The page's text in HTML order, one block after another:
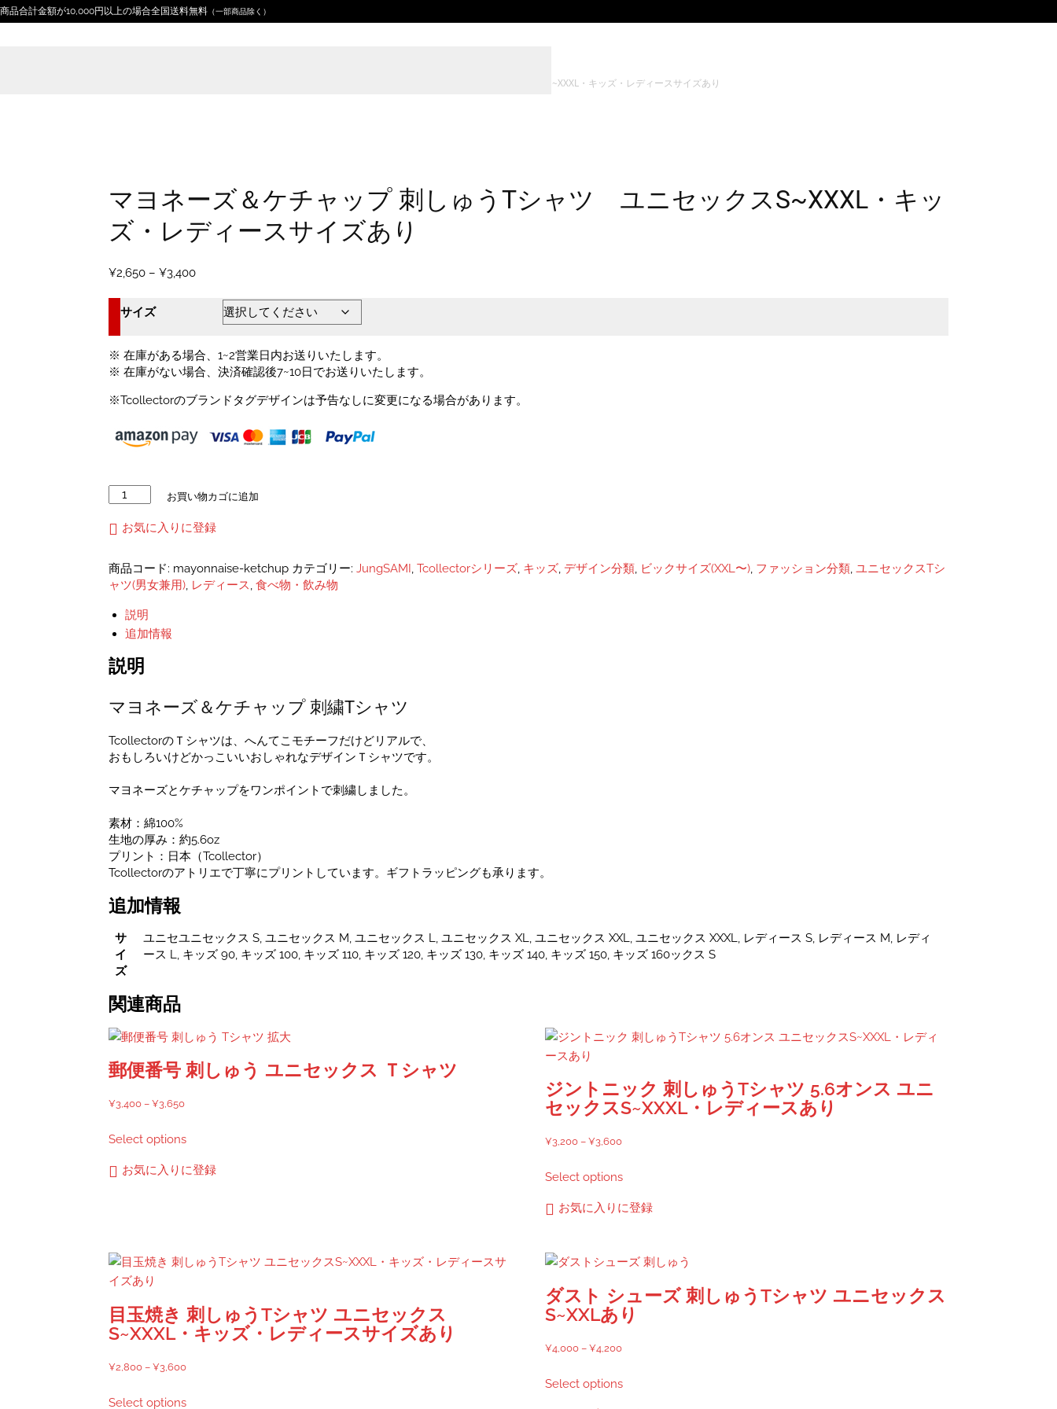
商品合計金額が10,000円以上の場合全国送料無料 （一部商品除く）
マヨネーズ＆ケチャップ 刺しゅうTシャツ ユニセックスS~XXXL・キッズ・レディースサイズあり
マヨネーズ＆ケチャップ 刺しゅうTシャツ ユニセックスS~XXXL・キッ
ズ・レディースサイズあり
¥2,650 – ¥3,400価
¥2,650
¥3,400
サイズ
※ 在庫がある場合、1~2営業日内お送りいたします。
※ 在庫がない場合、決済確認後7~10日でお送りいたします。
※Tcollectorのブランドタグデザインは予告なしに変更になる場合があります。
ヨ
ネ
＆
ケ
ッ
プ
刺
ゅ
T
シ
ツ
ニ
セ
ッ
ク
S~XXXL・
ッ
ズ・
レ
ィ
ス
イ
あ
個
お買い物カゴに追加
お気に入りに登録
商品コード: mayonnaise-ketchup カテゴリー: JungSAMI, Tcollectorシリーズ, キッズ, デザイン分類, ビックサイズ(XXL〜), ファッション分類, ユニセックスTシ
ャツ(男女兼用), レディース, 食べ物・飲み物
説明
追加情報
説明
マヨネーズ＆ケチャップ 刺繍Tシャツ
TcollectorのＴシャツは、へんてこモチーフだけどリアルで、
おもしろいけどかっこいいおしゃれなデザインＴシャツです。
マヨネーズとケチャップをワンポイントで刺繍しました。
素材：綿100%
生地の厚み：約5.6oz
プリント：日本（Tcollector）
Tcollectorのアトリエで丁寧にプリントしています。ギフトラッピングも承ります。
追加情報
サ
イ
ズ
ユニセユニセックス S, ユニセックス M, ユニセックス L, ユニセックス XL, ユニセックス XXL, ユニセックス XXXL, レディース S, レディース M, レディ
ース L, キッズ 90, キッズ 100, キッズ 110, キッズ 120, キッズ 130, キッズ 140, キッズ 150, キッズ 160ックス S
関連商品
郵便番号 刺しゅう ユニセックス Ｔシャツ
¥3,400 – ¥3,650価
帯:
–
Select optionsの
商
数
リ
エ
シ
お気に入りに登録
ジントニック 刺しゅうTシャツ 5.6オンス ユニ
セックスS~XXXL・レディースあり
¥3,200 –¥3,600価
帯:
–
Select optionsの
商
は
数
の
ー
お気に入りに登録
目玉焼き 刺しゅうTシャツ ユニセックス
S~XXXL・キッズ・レディースサイズあり
¥2,800 – ¥3,600価
帯:
Select options
ダスト シューズ 刺しゅうTシャツ ユニセックス
S~XXLあり
¥4,000 –¥4,200価
帯:
Select optionsの